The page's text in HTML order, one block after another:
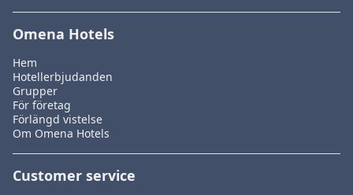
Omena Hotels
Hem
Hotellerbjudanden
Grupper
För företag
Förlängd vistelse
Om Omena Hotels
Customer service